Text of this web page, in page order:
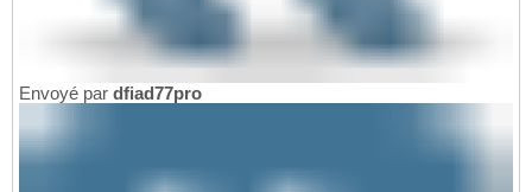
Envoyé par dfiad77pro